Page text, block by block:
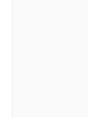
対応
非含有